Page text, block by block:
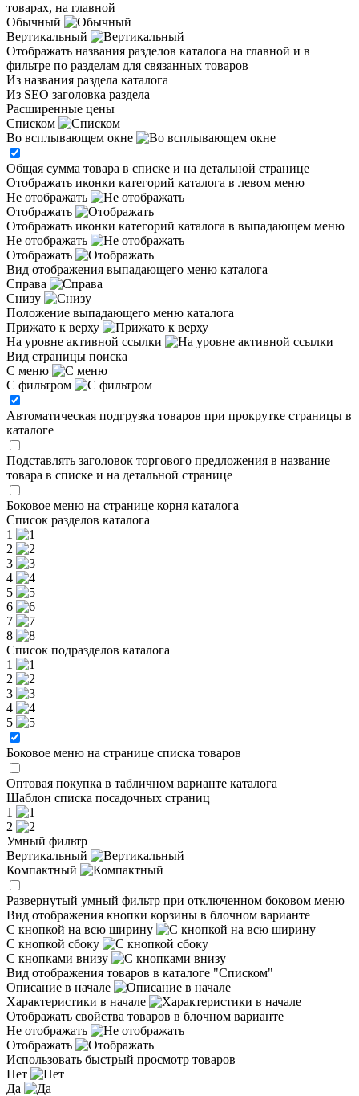
товарах, на главной
Обычный
Вертикальный
Отображать названия разделов каталога на главной и в
фильтре по разделам для связанных товаров
Из названия раздела каталога
Из SEO заголовка раздела
Расширенные цены
Списком
Во всплывающем окне
Общая сумма товара в списке и на детальной странице
Отображать иконки категорий каталога в левом меню
Не отображать
Отображать
Отображать иконки категорий каталога в выпадающем меню
Не отображать
Отображать
Вид отображения выпадающего меню каталога
Справа
Снизу
Положение выпадающего меню каталога
Прижато к верху
На уровне активной ссылки
Вид страницы поиска
С меню
С фильтром
Автоматическая подгрузка товаров при прокрутке страницы в
каталоге
Подставлять заголовок торгового предложения в название
товара в списке и на детальной странице
Боковое меню на странице корня каталога
Список разделов каталога
1
2
3
4
5
6
7
8
Список подразделов каталога
1
2
3
4
5
Боковое меню на странице списка товаров
Оптовая покупка в табличном варианте каталога
Шаблон списка посадочных страниц
1
2
Умный фильтр
Вертикальный
Компактный
Развернутый умный фильтр при отключенном боковом меню
Вид отображения кнопки корзины в блочном варианте
С кнопкой на всю ширину
С кнопкой сбоку
С кнопками внизу
Вид отображения товаров в каталоге "Списком"
Описание в начале
Характеристики в начале
Отображать свойства товаров в блочном варианте
Не отображать
Отображать
Использовать быстрый просмотр товаров
Нет
Да